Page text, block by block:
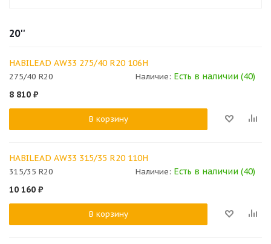
20''
HABILEAD AW33 275/40 R20 106H
275/40 R20 Наличие: Есть в наличии (40)
8 810 ₽
В корзину
HABILEAD AW33 315/35 R20 110H
315/35 R20 Наличие: Есть в наличии (40)
10 160 ₽
В корзину